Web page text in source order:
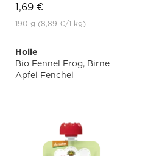
1,69 €
190 g (8,89 €/1 kg)
Holle
Bio Fennel Frog, Birne
Apfel Fenchel